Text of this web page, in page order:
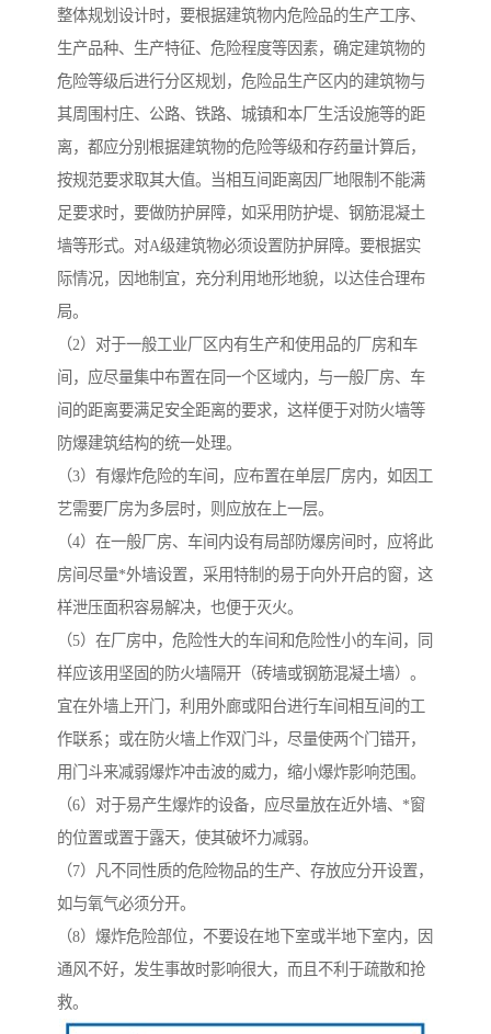
整体规划设计时，要根据建筑物内危险品的生产工序、
生产品种、生产特征、危险程度等因素，确定建筑物的
危险等级后进行分区规划，危险品生产区内的建筑物与
其周围村庄、公路、铁路、城镇和本厂生活设施等的距
离，都应分别根据建筑物的危险等级和存药量计算后，
按规范要求取其大值。当相互间距离因厂地限制不能满
足要求时，要做防护屏障，如采用防护堤、钢筋混凝土
墙等形式。对A级建筑物必须设置防护屏障。要根据实
际情况，因地制宜，充分利用地形地貌，以达佳合理布
局。
（2）对于一般工业厂区内有生产和使用品的厂房和车
间，应尽量集中布置在同一个区域内，与一般厂房、车
间的距离要满足安全距离的要求，这样便于对防火墙等
防爆建筑结构的统一处理。
（3）有爆炸危险的车间，应布置在单层厂房内，如因工
艺需要厂房为多层时，则应放在上一层。
（4）在一般厂房、车间内设有局部防爆房间时，应将此
房间尽量*外墙设置，采用特制的易于向外开启的窗，这
样泄压面积容易解决，也便于灭火。
（5）在厂房中，危险性大的车间和危险性小的车间，同
样应该用坚固的防火墙隔开（砖墙或钢筋混凝土墙）。
宜在外墙上开门，利用外廊或阳台进行车间相互间的工
作联系；或在防火墙上作双门斗，尽量使两个门错开，
用门斗来减弱爆炸冲击波的威力，缩小爆炸影响范围。
（6）对于易产生爆炸的设备，应尽量放在近外墙、*窗
的位置或置于露天，使其破坏力减弱。
（7）凡不同性质的危险物品的生产、存放应分开设置，
如与氧气必须分开。
（8）爆炸危险部位，不要设在地下室或半地下室内，因
通风不好，发生事故时影响很大，而且不利于疏散和抢
救。